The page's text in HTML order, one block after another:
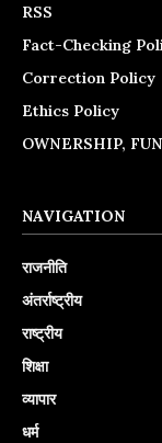
RSS
Fact-Checking
Correction Policy
Ethics Policy
OWNERSHIP,
NAVIGATION
राजनीति
अंतर्राष्ट्रीय
राष्ट्रीय
शिक्षा
व्यापार
धर्म